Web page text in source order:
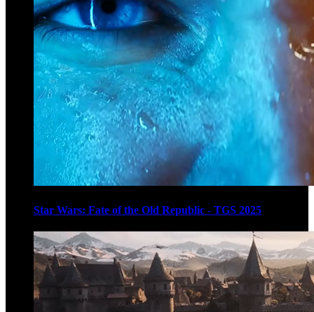
Star Wars: Fate of the Old Republic - TGS 2025